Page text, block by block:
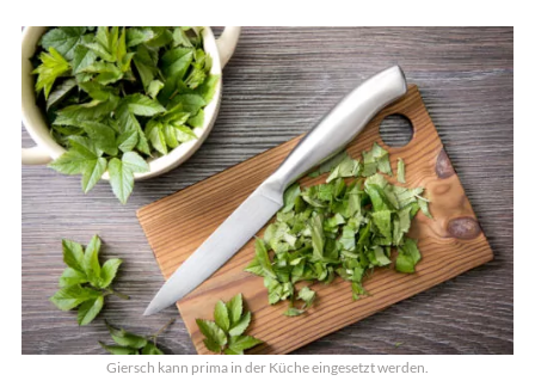
Giersch kann prima in der Küche eingesetzt werden.